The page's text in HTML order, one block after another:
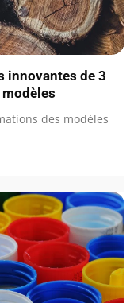
innovantes de 3
des modèles